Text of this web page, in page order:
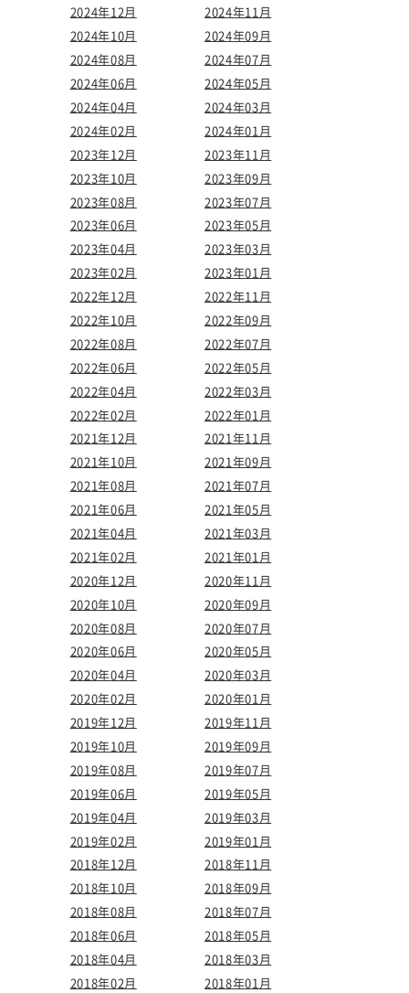
2024年12月
2024年11月
2024年10月
2024年09月
2024年08月
2024年07月
2024年06月
2024年05月
2024年04月
2024年03月
2024年02月
2024年01月
2023年12月
2023年11月
2023年10月
2023年09月
2023年08月
2023年07月
2023年06月
2023年05月
2023年04月
2023年03月
2023年02月
2023年01月
2022年12月
2022年11月
2022年10月
2022年09月
2022年08月
2022年07月
2022年06月
2022年05月
2022年04月
2022年03月
2022年02月
2022年01月
2021年12月
2021年11月
2021年10月
2021年09月
2021年08月
2021年07月
2021年06月
2021年05月
2021年04月
2021年03月
2021年02月
2021年01月
2020年12月
2020年11月
2020年10月
2020年09月
2020年08月
2020年07月
2020年06月
2020年05月
2020年04月
2020年03月
2020年02月
2020年01月
2019年12月
2019年11月
2019年10月
2019年09月
2019年08月
2019年07月
2019年06月
2019年05月
2019年04月
2019年03月
2019年02月
2019年01月
2018年12月
2018年11月
2018年10月
2018年09月
2018年08月
2018年07月
2018年06月
2018年05月
2018年04月
2018年03月
2018年02月
2018年01月